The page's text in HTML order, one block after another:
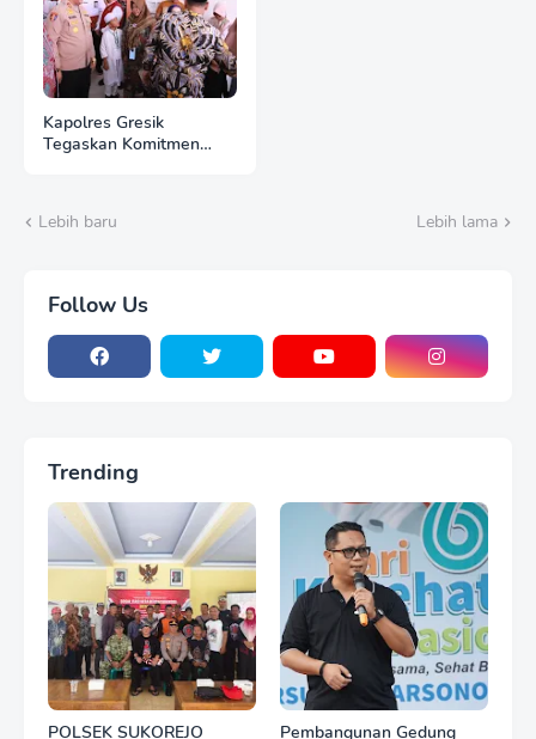
Kapolres Gresik
Tegaskan Komitmen
Lebih baru
Lebih lama
Follow Us
Trending
POLSEK SUKOREJO Pembangunan Gedung